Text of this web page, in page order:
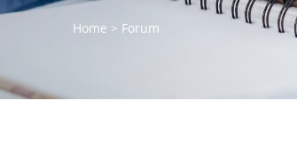
Home > Forum